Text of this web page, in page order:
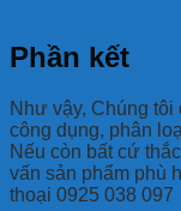
Phần kết
Như vậy, Chúng
công dụng, phân
Nếu còn bất cứ
vấn sản phẩm phù
thoại 0925 038 097